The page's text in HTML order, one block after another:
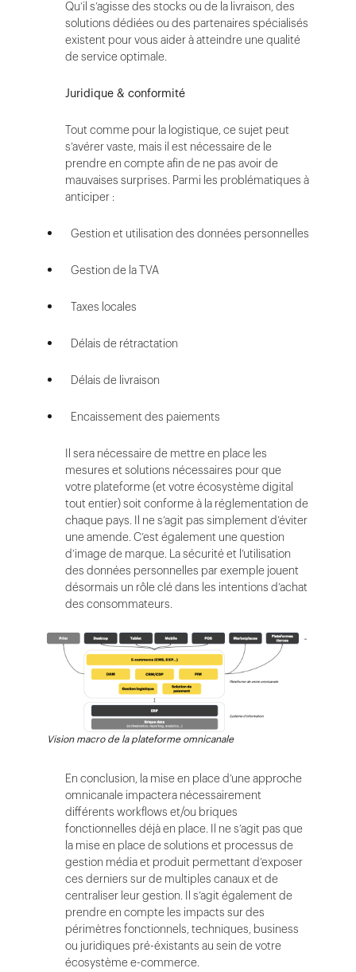
Qu’il s’agisse des stocks ou de la livraison, des
solutions dédiées ou des partenaires spécialisés
existent pour vous aider à atteindre une qualité
de service optimale.
Juridique & conformité
Tout comme pour la logistique, ce sujet peut
s’avérer vaste, mais il est nécessaire de le
prendre en compte afin de ne pas avoir de
mauvaises surprises. Parmi les problématiques à
anticiper :
Gestion et utilisation des données personnelles
Gestion de la TVA
Taxes locales
Délais de rétractation
Délais de livraison
Encaissement des paiements
Il sera nécessaire de mettre en place les
mesures et solutions nécessaires pour que
votre plateforme (et votre écosystème digital
tout entier) soit conforme à la réglementation de
chaque pays. Il ne s’agit pas simplement d’éviter
une amende. C’est également une question
d’image de marque. La sécurité et l’utilisation
des données personnelles par exemple jouent
désormais un rôle clé dans les intentions d’achat
des consommateurs.
Vision macro de la plateforme omnicanale
En conclusion, la mise en place d’une approche
omnicanale impactera nécessairement
différents workflows et/ou briques
fonctionnelles déjà en place. Il ne s’agit pas que
la mise en place de solutions et processus de
gestion média et produit permettant d’exposer
ces derniers sur de multiples canaux et de
centraliser leur gestion. Il s’agit également de
prendre en compte les impacts sur des
périmètres fonctionnels, techniques, business
ou juridiques pré-éxistants au sein de votre
écosystème e-commerce.